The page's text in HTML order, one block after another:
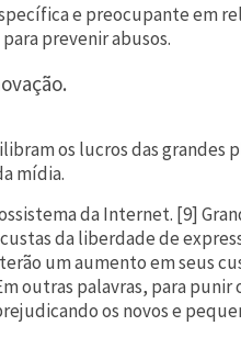
e preocupante em
prevenir abusos.
os lucros das grandes
mídia.
da Internet. [9]
da liberdade de
um aumento em seus
outras palavras, para punir
os novos e